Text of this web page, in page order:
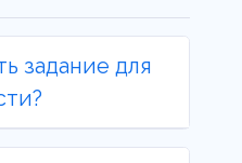
задание для